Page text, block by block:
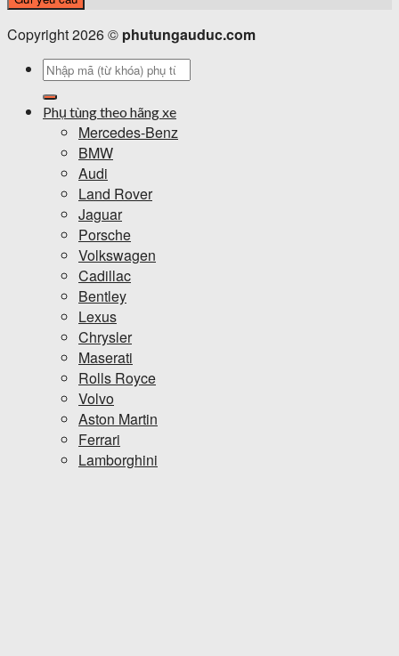
Copyright 2026 © phutungauduc.com
Tìm
Phụ tùng theo hãng xe
Mercedes-Benz
BMW
Audi
Land Rover
Jaguar
Porsche
Volkswagen
Cadillac
Bentley
Lexus
Chrysler
Maserati
Rolls Royce
Volvo
Aston Martin
Ferrari
Lamborghini